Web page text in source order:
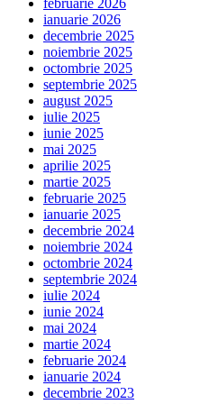
februarie 2026
ianuarie 2026
decembrie 2025
noiembrie 2025
octombrie 2025
septembrie 2025
august 2025
iulie 2025
iunie 2025
mai 2025
aprilie 2025
martie 2025
februarie 2025
ianuarie 2025
decembrie 2024
noiembrie 2024
octombrie 2024
septembrie 2024
iulie 2024
iunie 2024
mai 2024
martie 2024
februarie 2024
ianuarie 2024
decembrie 2023